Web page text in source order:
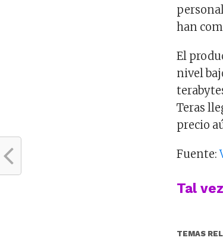
han
El
nivel
Teras
precio
Fuente:
Tal
TEMAS